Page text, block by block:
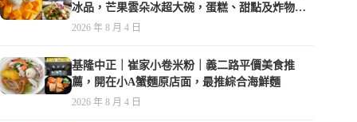
冰品，芒果雲朵冰超大碗，蛋糕、甜點及炸物都
在水準之上
2026 年 8 月 4 日
基隆中正｜崔家小卷米粉｜義二路平價美食推
薦，開在小A蟹麵原店面，最推綜合海鮮麵
2026 年 8 月 4 日